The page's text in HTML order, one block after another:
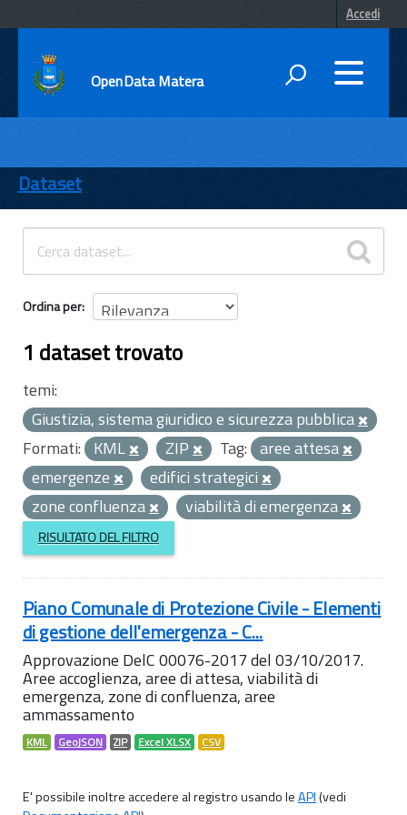
Accedi
OpenData Matera
ENTI
TEMI
INFORMAZIONI
Dataset
Ordina per
1 dataset trovato
temi:
Giustizia, sistema giuridico e sicurezza pubblica
Formati: KML ZIP Tag: aree attesa
emergenze
edifici strategici
zone confluenza
viabilità di emergenza
RISULTATO DEL FILTRO
Piano Comunale di Protezione Civile - Elementi
di gestione dell'emergenza - C...
Approvazione DelC 00076-2017 del 03/10/2017.
Aree accoglienza, aree di attesa, viabilità di
emergenza, zone di confluenza, aree
ammassamento
KML GeoJSON ZIP Excel XLSX CSV
E' possibile inoltre accedere al registro usando leAPI(vedi